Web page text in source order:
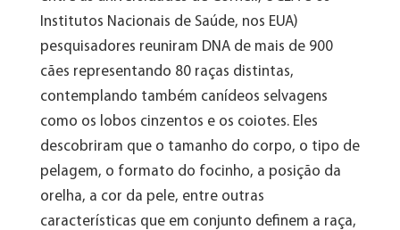
Institutos Nacionais de Saúde, nos EUA)
pesquisadores reuniram DNA de mais de 900
cães representando 80 raças distintas,
contemplando também canídeos selvagens
como os lobos cinzentos e os coiotes. Eles
descobriram que o tamanho do corpo, o tipo de
pelagem, o formato do focinho, a posição da
orelha, a cor da pele, entre outras
características que em conjunto definem a raça,